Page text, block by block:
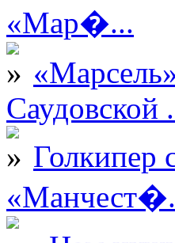
«Мар�...
Саудовской
Голкипер